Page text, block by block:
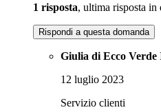
1 risposta, ultima risposta
Rispondi a questa domanda
Giulia di Ecco Verde
12 luglio 2023
Servizio clienti